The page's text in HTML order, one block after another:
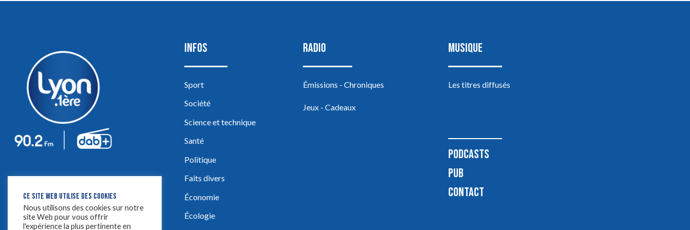
INFOS
Sport
Société
Science et technique
Santé
Politique
Faits divers
Économie
Écologie
RADIO
Émissions - Chroniques
Jeux - Cadeaux
MUSIQUE
Les titres diffusés
PODCASTS
PUB
CONTACT
CE SITE WEB UTILISE DES COOKIES
Nous utilisons des cookies sur notre
site Web pour vous offrir
l'expérience la plus pertinente en